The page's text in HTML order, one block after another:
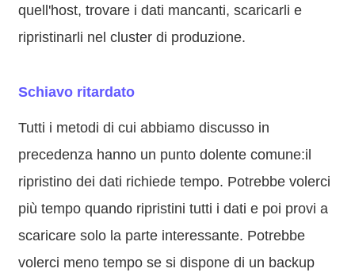
quell'host, trovare i dati mancanti, scaricarli e
ripristinarli nel cluster di produzione.
Schiavo ritardato
Tutti i metodi di cui abbiamo discusso in
precedenza hanno un punto dolente comune:il
ripristino dei dati richiede tempo. Potrebbe volerci
più tempo quando ripristini tutti i dati e poi provi a
scaricare solo la parte interessante. Potrebbe
volerci meno tempo se si dispone di un backup